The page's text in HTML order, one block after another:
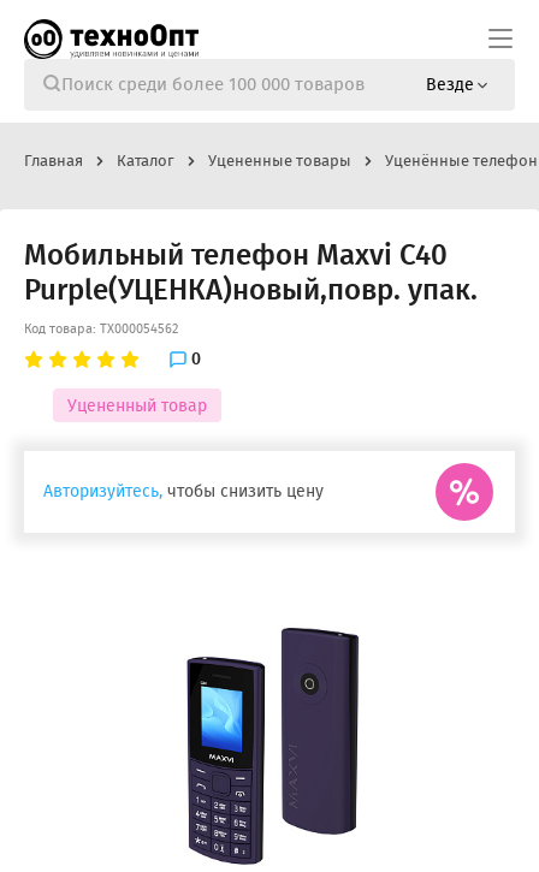
Везде
Главная Каталог Уцененные товары Уценённые
Мобильный телефон Maxvi C40
Purple(УЦЕНКА)новый,повр. упак.
Код товара: ТХ000054562
0
Уцененный товар
Авторизуйтесь, чтобы снизить цену